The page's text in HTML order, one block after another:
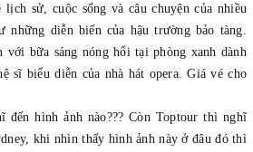
sử, cuộc sống và câu chuyện của nhiều
những diễn biến của hậu trường bảo tàng.
với bữa sáng nóng hổi tại phòng xanh dành
sĩ biểu diễn của nhà hát opera. Giá vé cho
hình ảnh nào??? Còn Toptour thì nghĩ
khi nhìn thấy hình ảnh này ở đâu đó thì